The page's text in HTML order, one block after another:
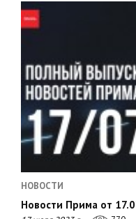
НОВОСТИ
Новости Прима от